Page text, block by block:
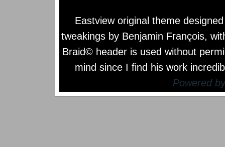
Eastview original theme
tweakings by Benjamin François,
Braid© header is used without
mind since I find his work
Powered